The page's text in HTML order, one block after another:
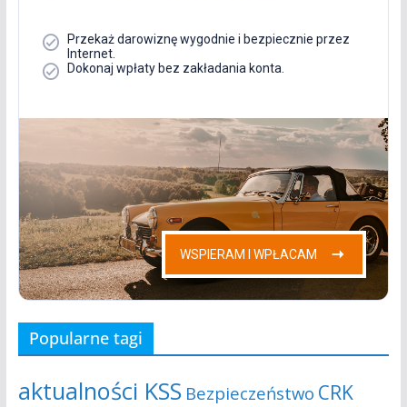
Popularne tagi
aktualności KSS Bezpieczeństwo CRK